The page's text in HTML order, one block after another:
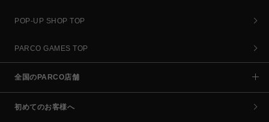
POP-UP SHOP TOP
PARCO GAMES TOP
全国のPARCO店舗
初めてのお客様へ